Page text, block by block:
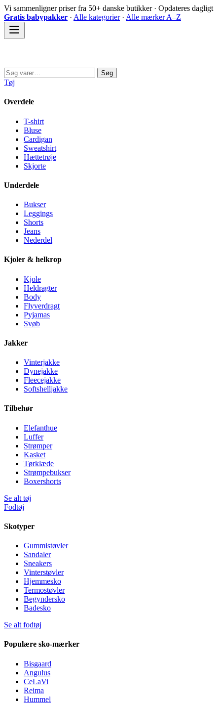
Spring
til
indhold
Vi sammenligner priser fra 50+ danske butikker · Opdateres dagligt
Gratis babypakker · Alle kategorier· Alle mærker A–Z
Søg
efter:
Søg
Tøj
Overdele
T-shirt
Bluse
Cardigan
Sweatshirt
Hættetrøje
Skjorte
Underdele
Bukser
Leggings
Shorts
Jeans
Nederdel
Kjoler & helkrop
Kjole
Heldragter
Body
Flyverdragt
Pyjamas
Svøb
Jakker
Vinterjakke
Dynejakke
Fleecejakke
Softshelljakke
Tilbehør
Elefanthue
Luffer
Strømper
Kasket
Tørklæde
Strømpebukser
Boxershorts
Se alt tøj
Fodtøj
Skotyper
Gummistøvler
Sandaler
Sneakers
Vinterstøvler
Hjemmesko
Termostøvler
Begyndersko
Badesko
Se alt fodtøj
Populære sko-mærker
Bisgaard
Angulus
CeLaVi
Reima
Hummel